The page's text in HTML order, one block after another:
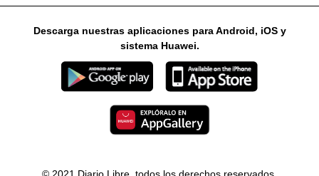
En pocas palabras
Escuchando al corazón
Economía Personal
Consulta Libre
Descarga nuestras aplicaciones para Android, iOS y
sistema Huawei.